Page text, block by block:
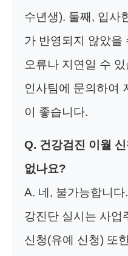
수년생). 둘째, 입사
가 반영되지 않았을
오류나 지연일 수
인사팀에 문의하여
이 좋습니다.
Q. 건강검진 이월
없나요?
A. 네, 불가능합니
강진단 실시는 사업
신청(유예 신청) 또